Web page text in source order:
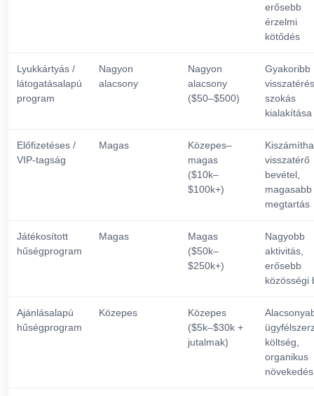
erősebb
érzelmi
kötődés
Lyukkártyás /
látogatásalapú
program
Nagyon
alacsony
Nagyon
alacsony
($50–$500)
Gyakoribb
szokás
kialakítása
Előfizetéses /
VIP-tagság
Magas
Közepes–
magas
($10k–
$100k+)
visszatérő
bevétel,
magasabb
megtartás
Játékosított
hűségprogram
Magas
Magas
($50k–
$250k+)
Nagyobb
aktivitás,
erősebb
közösségi
Ajánlásalapú
hűségprogram
Közepes
Közepes
($5k–$30k +
jutalmak)
költség,
organikus
növekedés